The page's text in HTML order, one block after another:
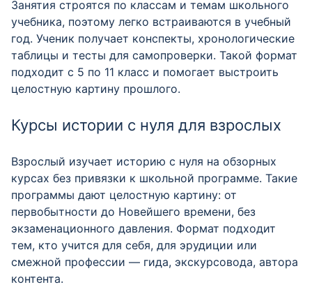
Занятия строятся по классам и темам школьного
учебника, поэтому легко встраиваются в учебный
год. Ученик получает конспекты, хронологические
таблицы и тесты для самопроверки. Такой формат
подходит с 5 по 11 класс и помогает выстроить
целостную картину прошлого.
Курсы истории с нуля для взрослых
Взрослый изучает историю с нуля на обзорных
курсах без привязки к школьной программе. Такие
программы дают целостную картину: от
первобытности до Новейшего времени, без
экзаменационного давления. Формат подходит
тем, кто учится для себя, для эрудиции или
смежной профессии — гида, экскурсовода, автора
контента.